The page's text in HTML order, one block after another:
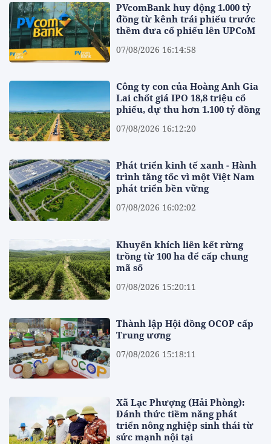
PVcomBank huy động 1.000 tỷ
đồng từ kênh trái phiếu trước
thềm đưa cổ phiếu lên UPCoM
07/08/2026 16:14:58
Công ty con của Hoàng Anh Gia
Lai chốt giá IPO 18,8 triệu cổ
phiếu, dự thu hơn 1.100 tỷ đồng
07/08/2026 16:12:20
Phát triển kinh tế xanh - Hành
trình tăng tốc vì một Việt Nam
phát triển bền vững
07/08/2026 16:02:02
Khuyến khích liên kết rừng
trồng từ 100 ha để cấp chung
mã số
07/08/2026 15:20:11
Thành lập Hội đồng OCOP cấp
Trung ương
07/08/2026 15:18:11
Xã Lạc Phượng (Hải Phòng):
Đánh thức tiềm năng phát
triển nông nghiệp sinh thái từ
sức mạnh nội tại